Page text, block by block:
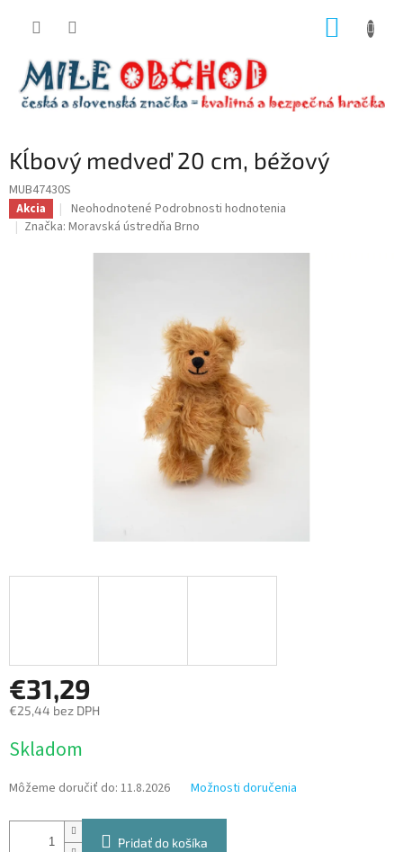
Kĺbový medveď 20 cm, béžový
MUB47430S
Akcia
Priemerné
hodnotenie
Neohodnotené Podrobnosti hodnotenia
Značka: Moravská ústredňa Brno
€31,29
€25,44 bez DPH
cena:
Skladom
Môžeme doručiť do: 11.8.2026 Možnosti doručenia
Pridať do košíka